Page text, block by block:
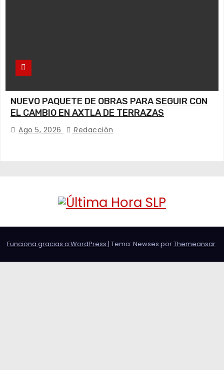
NUEVO PAQUETE DE OBRAS PARA SEGUIR CON
EL CAMBIO EN AXTLA DE TERRAZAS
Ago 5, 2026 Redacción
Funciona gracias a WordPress | Tema: Newses porThemeansar.